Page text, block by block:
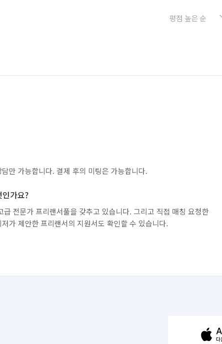
만 가능합니다. 결제 후의 미팅은 가능합니다.
가요?
급 전문가 프리랜서풀을 갖추고 있습니다. 그리고 직접 매칭 요청한
가 제안한 프리랜서의 지원서도 확인할 수 있습니다.